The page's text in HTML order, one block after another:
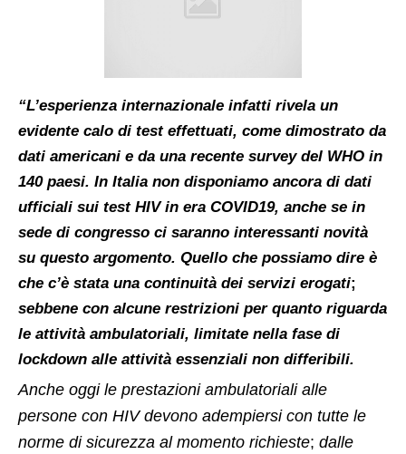
“L’esperienza internazionale infatti rivela un
evidente calo di test effettuati, come dimostrato da
dati americani e da una recente survey del WHO in
140 paesi. In Italia non disponiamo ancora di dati
ufficiali sui test HIV in era COVID19, anche se in
sede di congresso ci saranno interessanti novità
su questo argomento. Quello che possiamo dire è
che c’è stata una continuità dei servizi erogati;
sebbene con alcune restrizioni per quanto riguarda
le attività ambulatoriali, limitate nella fase di
lockdown alle attività essenziali non differibili.
Anche oggi le prestazioni ambulatoriali alle
persone con HIV devono adempiersi con tutte le
norme di sicurezza al momento richieste; dalle